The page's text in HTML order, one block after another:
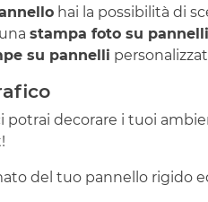
hai la possibilità di
stampa foto su pannelli
su pannelli
potrai decorare i tuoi
del tuo pannello rigido